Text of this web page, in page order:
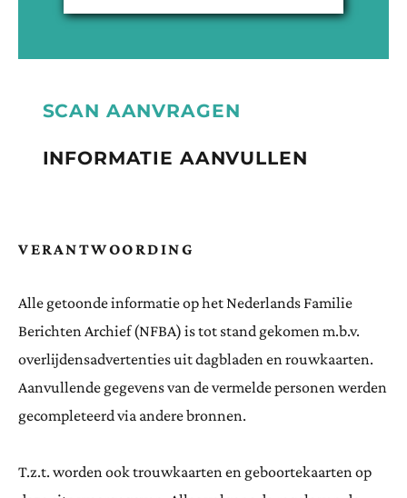
SCAN AANVRAGEN
INFORMATIE AANVULLEN
VERANTWOORDING
Alle getoonde informatie op het Nederlands Familie
Berichten Archief (NFBA) is tot stand gekomen m.b.v.
overlijdensadvertenties uit dagbladen en rouwkaarten.
Aanvullende gegevens van de vermelde personen werden
gecompleteerd via andere bronnen.
T.z.t. worden ook trouwkaarten en geboortekaarten op